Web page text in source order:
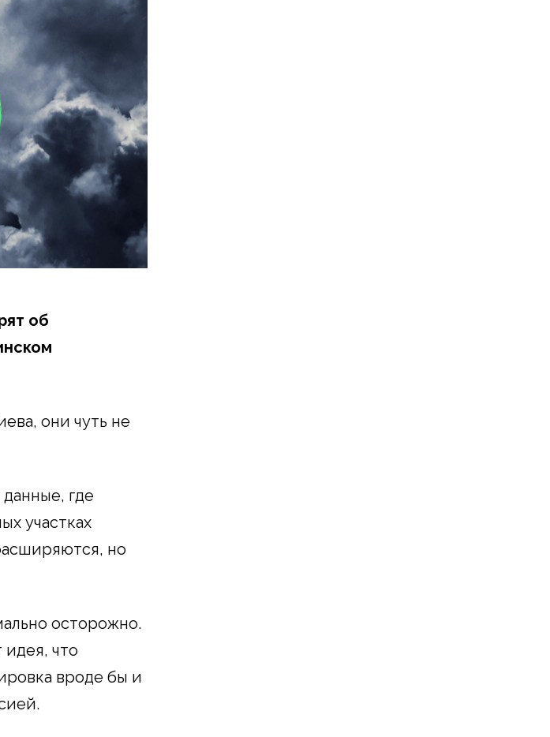
об
они чуть не
где
участках
но
осторожно.
что
вроде бы и